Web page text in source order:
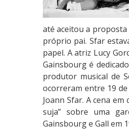
até aceitou a
próprio pai. Sfar
papel. A atriz Lucy
Gainsbourg é
produtor musical de
ocorreram entre 19
Joann Sfar. A cena
suja” sobre uma
Gainsbourg e Gall em